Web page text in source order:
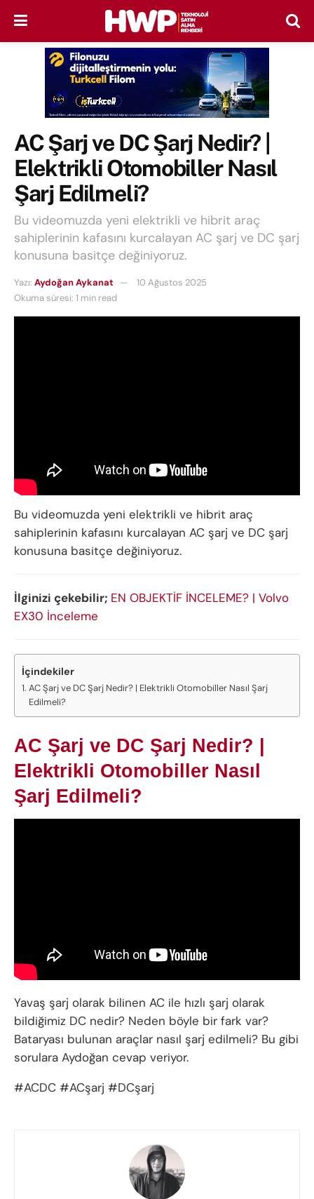
AC Şarj ve DC Şarj Nedir? |
Elektrikli Otomobiller Nasıl
Şarj Edilmeli?
Bu videomuzda yeni elektrikli ve hibrit araç
sahiplerinin kafasını kurcalayan AC şarj ve DC şarj
konusuna basitçe değiniyoruz.
Yazı: Aydoğan Aykanat
10 Ağustos 2025
Okuma süresi: 1 min read
Bu videomuzda yeni elektrikli ve hibrit araç
sahiplerinin kafasını kurcalayan AC şarj ve DC şarj
konusuna basitçe değiniyoruz.
İlginizi çekebilir; EN OBJEKTİF İNCELEME? | Volvo
EX30 İnceleme
İçindekiler
AC Şarj ve DC Şarj Nedir? | Elektrikli Otomobiller Nasıl Şarj
Edilmeli?
AC Şarj ve DC Şarj Nedir? |
Elektrikli Otomobiller Nasıl
Şarj Edilmeli?
Yavaş şarj olarak bilinen AC ile hızlı şarj olarak
bildiğimiz DC nedir? Neden böyle bir fark var?
Bataryası bulunan araçlar nasıl şarj edilmeli? Bu gibi
sorulara Aydoğan cevap veriyor.
#ACDC #ACşarj #DCşarj